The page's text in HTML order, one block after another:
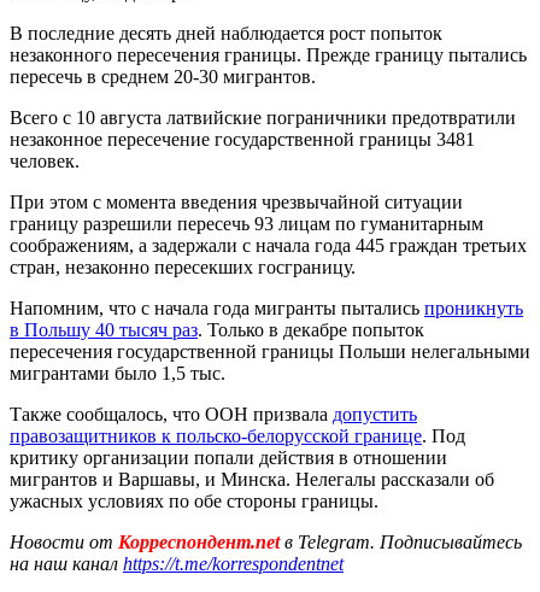
В последние десять дней наблюдается рост попыток
незаконного пересечения границы. Прежде границу пытались
пересечь в среднем 20-30 мигрантов.
Всего с 10 августа латвийские пограничники предотвратили
незаконное пересечение государственной границы 3481
человек.
При этом с момента введения чрезвычайной ситуации
границу разрешили пересечь 93 лицам по гуманитарным
соображениям, а задержали с начала года 445 граждан третьих
стран, незаконно пересекших госграницу.
Напомним, что с начала года мигранты пытались проникнуть
в Польшу 40 тысяч раз. Только в декабре попыток
пересечения государственной границы Польши нелегальными
мигрантами было 1,5 тыс.
Также сообщалось, что ООН призвала допустить
правозащитников к польско-белорусской границе. Под
критику организации попали действия в отношении
мигрантов и Варшавы, и Минска. Нелегалы рассказали об
ужасных условиях по обе стороны границы.
Новости от Корреспондент.netв Telegram. Подписывайтесь
на наш канал https://t.me/korrespondentnet